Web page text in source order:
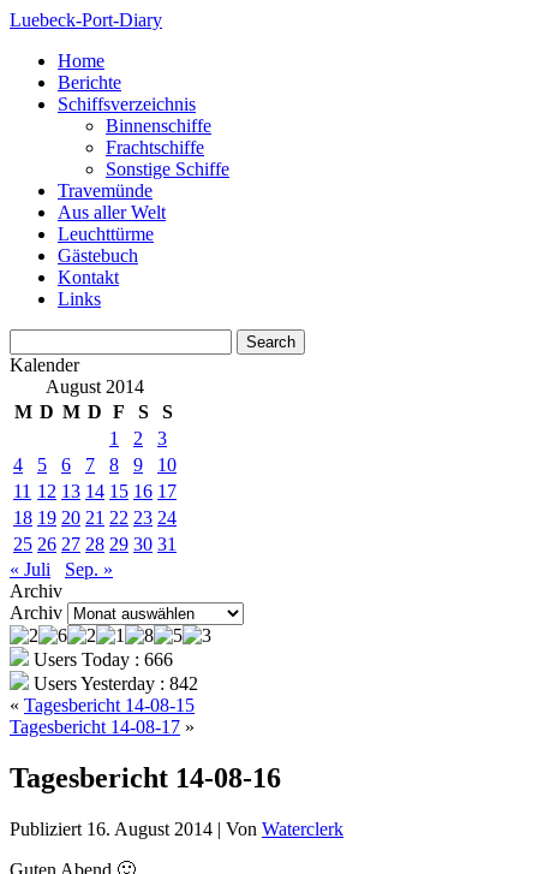
Luebeck-Port-Diary
Home
Berichte
Schiffsverzeichnis
Binnenschiffe
Frachtschiffe
Sonstige Schiffe
Travemünde
Aus aller Welt
Leuchttürme
Gästebuch
Kontakt
Links
Kalender
August 2014
M D M D F S
S
1
2
3
4
5 6 7 8 9
10
11 12 13 14 15 16 17
18 19 20 21 22 23 24
25 26 27 28 29 30 31
« Juli
Sep. »
Archiv
Archiv
Users Today : 666
Users Yesterday : 842
« Tagesbericht 14-08-15
Tagesbericht 14-08-17 »
Tagesbericht 14-08-16
Publiziert 16. August 2014 | Von Waterclerk
Guten Abend 🙂